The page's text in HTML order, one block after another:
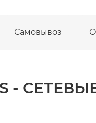
Самовывоз
-